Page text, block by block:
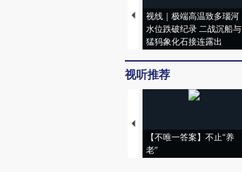
视线｜极端高温致多瑙河
水位跌破纪录 二战沉船与
猛犸象化石接连露出
视听推荐
【不唯一答案】不止“养
老”